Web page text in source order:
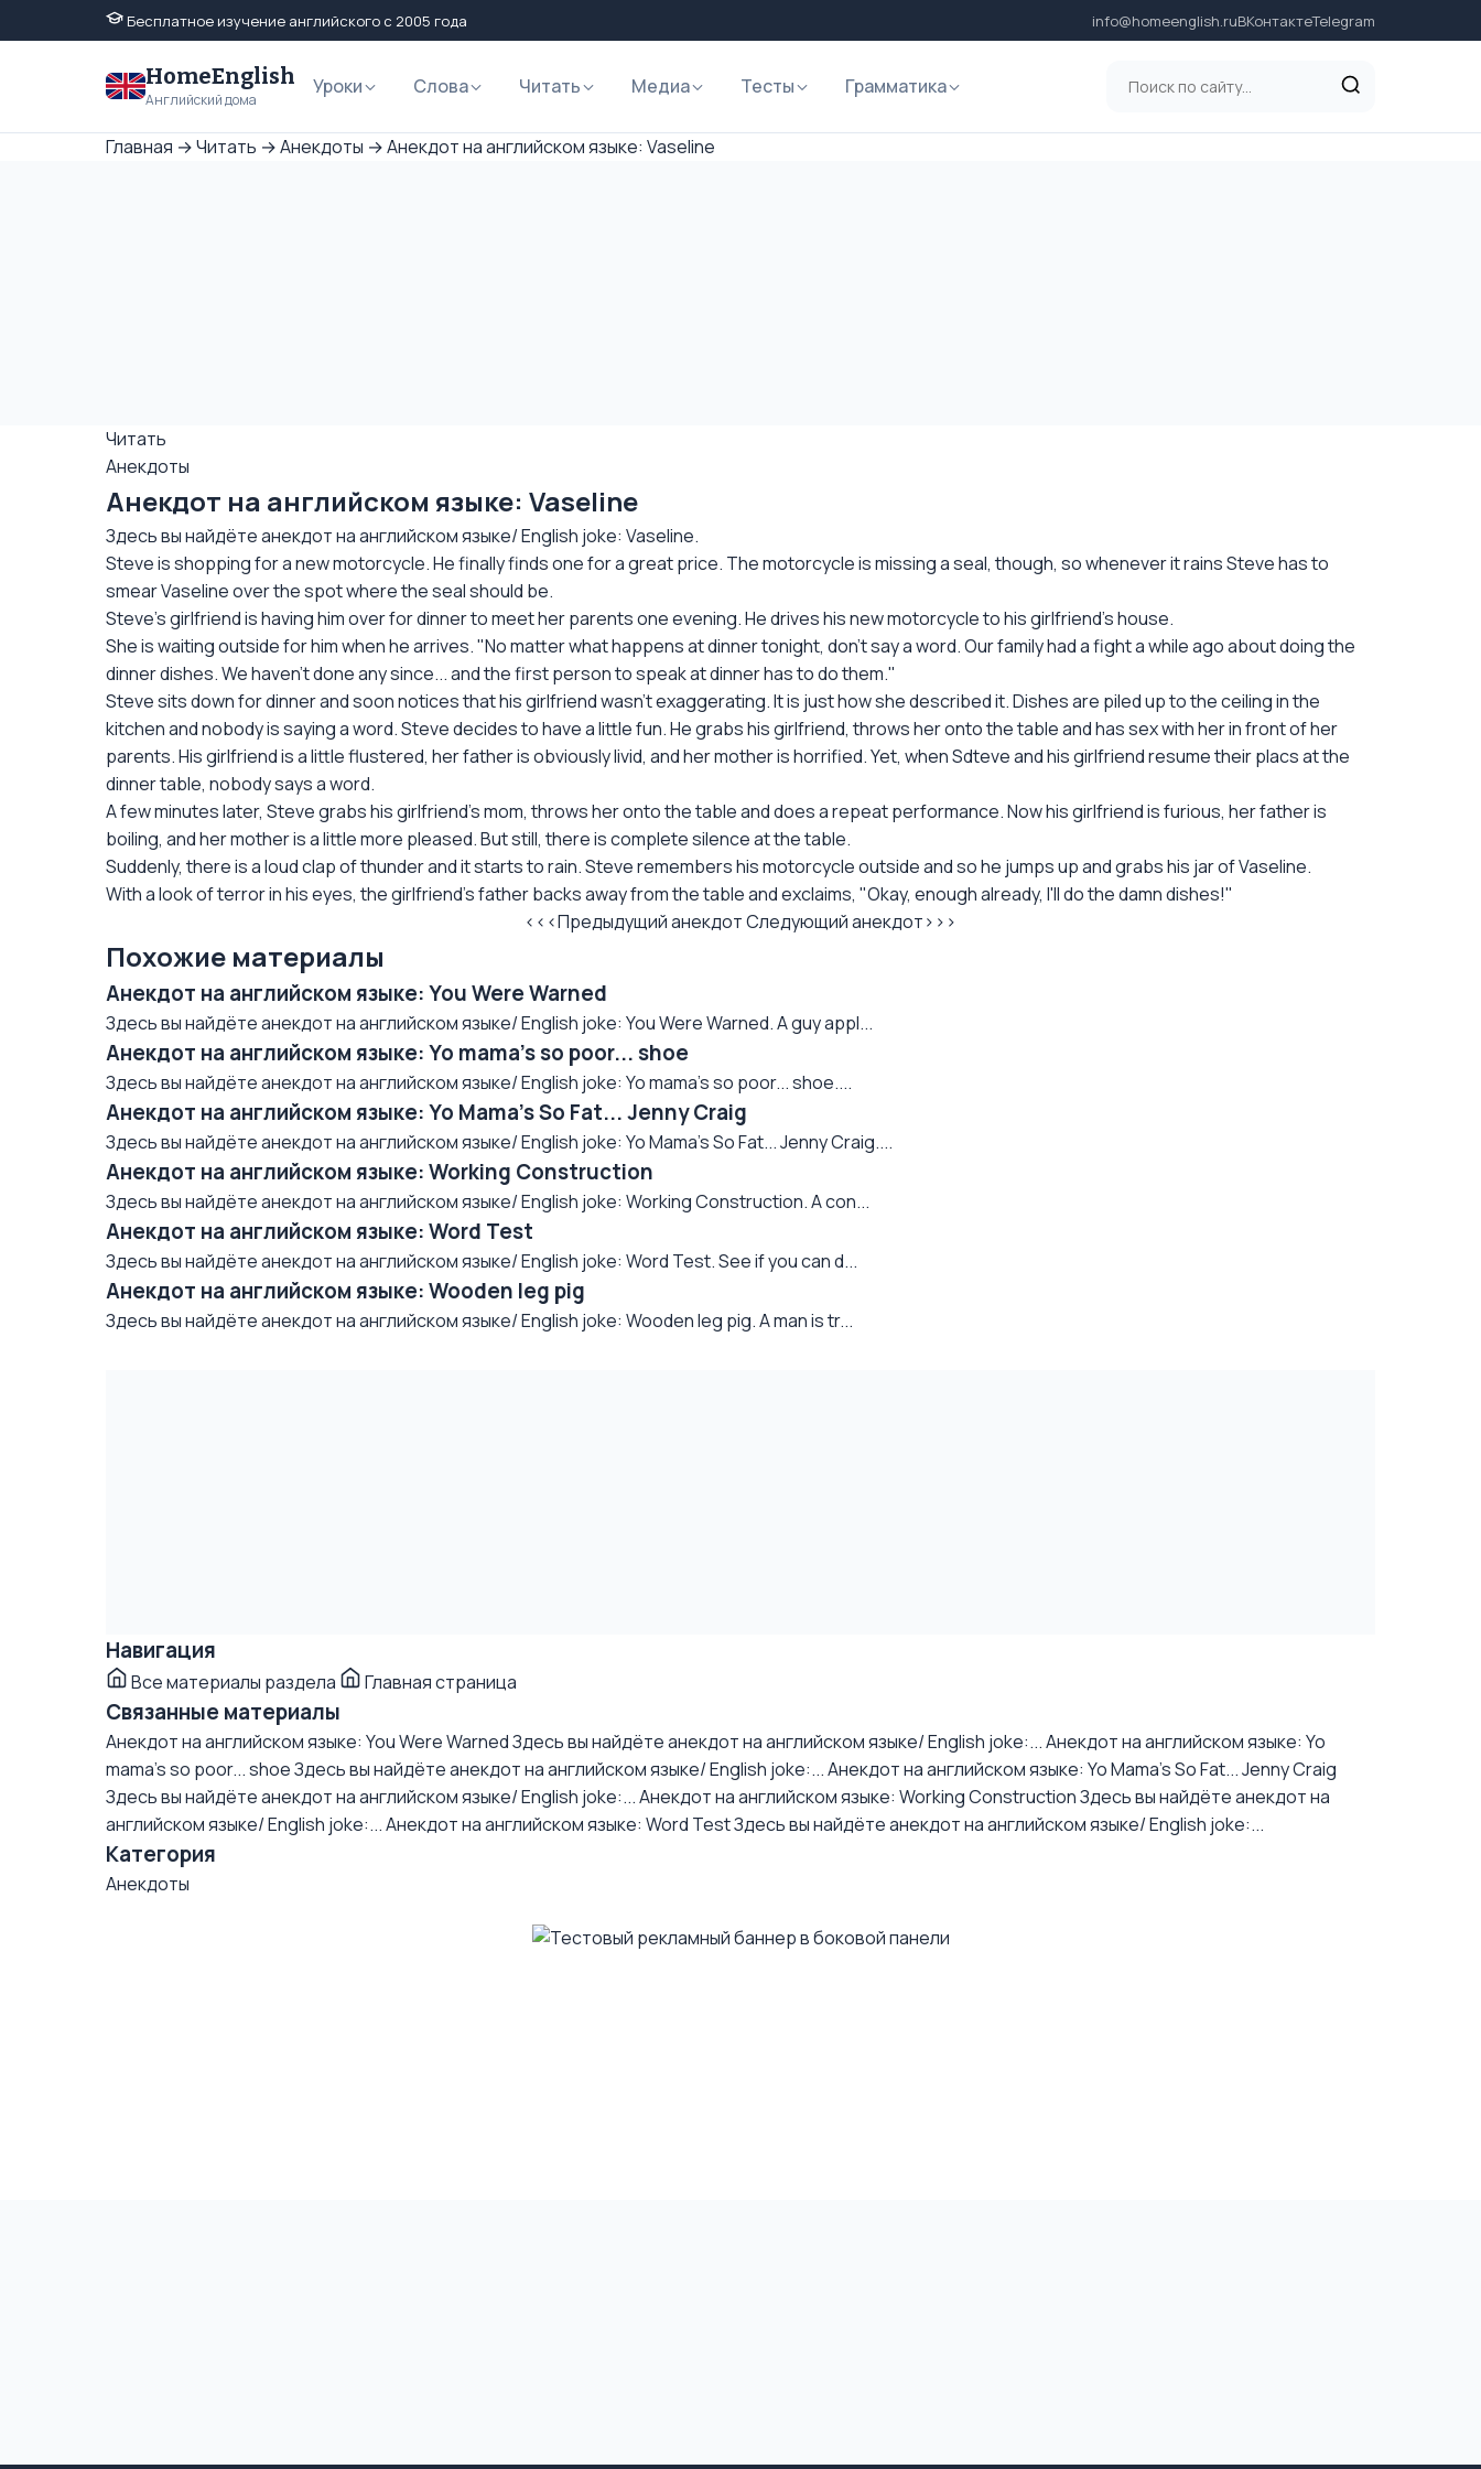
Бесплатное изучение английского с 2005 года info@homeenglish.ruВКонтактеTelegram
HomeEnglish
Английский дома
Уроки Слова Читать Медиа Тесты Грамматика
Главная →Читать →Анекдоты →Анекдот на английском языке: Vaseline
Читать
Анекдоты
Анекдот на английском языке: Vaseline
Здесь вы найдёте анекдот на английском языке/ English joke: Vaseline.
Steve is shopping for a new motorcycle. He finally finds one for a great price. The motorcycle is missing a seal, though, so whenever it rains Steve has to
smear Vaseline over the spot where the seal should be.
Steve’s girlfriend is having him over for dinner to meet her parents one evening. He drives his new motorcycle to his girlfriend’s house.
She is waiting outside for him when he arrives. "No matter what happens at dinner tonight, don't say a word. Our family had a fight a while ago about doing the
dinner dishes. We haven't done any since... and the first person to speak at dinner has to do them."
Steve sits down for dinner and soon notices that his girlfriend wasn’t exaggerating. It is just how she described it. Dishes are piled up to the ceiling in the
kitchen and nobody is saying a word. Steve decides to have a little fun. He grabs his girlfriend, throws her onto the table and has sex with her in front of her
parents. His girlfriend is a little flustered, her father is obviously livid, and her mother is horrified. Yet, when Sdteve and his girlfriend resume their placs at the
dinner table, nobody says a word.
A few minutes later, Steve grabs his girlfriend’s mom, throws her onto the table and does a repeat performance. Now his girlfriend is furious, her father is
boiling, and her mother is a little more pleased. But still, there is complete silence at the table.
Suddenly, there is a loud clap of thunder and it starts to rain. Steve remembers his motorcycle outside and so he jumps up and grabs his jar of Vaseline.
With a look of terror in his eyes, the girlfriend’s father backs away from the table and exclaims, "Okay, enough already, I'll do the damn dishes!"
<<<Предыдущий анекдотСледующий анекдот>>>
Похожие материалы
Анекдот на английском языке: You Were Warned
Здесь вы найдёте анекдот на английском языке/ English joke: You Were Warned. A guy appl...
Анекдот на английском языке: Yo mama's so poor... shoe
Здесь вы найдёте анекдот на английском языке/ English joke: Yo mama's so poor... shoe....
Анекдот на английском языке: Yo Mama's So Fat... Jenny Craig
Здесь вы найдёте анекдот на английском языке/ English joke: Yo Mama's So Fat... Jenny Craig....
Анекдот на английском языке: Working Construction
Здесь вы найдёте анекдот на английском языке/ English joke: Working Construction. A con...
Анекдот на английском языке: Word Test
Здесь вы найдёте анекдот на английском языке/ English joke: Word Test. See if you can d...
Анекдот на английском языке: Wooden leg pig
Здесь вы найдёте анекдот на английском языке/ English joke: Wooden leg pig. A man is tr...
Навигация
Все материалы раздела Главная страница
Связанные материалы
Анекдот на английском языке: You Were WarnedЗдесь вы найдёте анекдот на английском языке/ English joke:...Анекдот на английском языке: Yo
mama's so poor... shoeЗдесь вы найдёте анекдот на английском языке/ English joke:...Анекдот на английском языке: Yo Mama's So Fat... Jenny Craig
Здесь вы найдёте анекдот на английском языке/ English joke:...Анекдот на английском языке: Working ConstructionЗдесь вы найдёте анекдот на
английском языке/ English joke:...Анекдот на английском языке: Word TestЗдесь вы найдёте анекдот на английском языке/ English joke:...
Категория
Анекдоты